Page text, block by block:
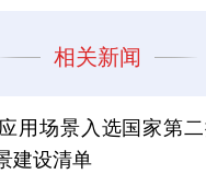
相关新闻
用场景入选国家第
建设清单